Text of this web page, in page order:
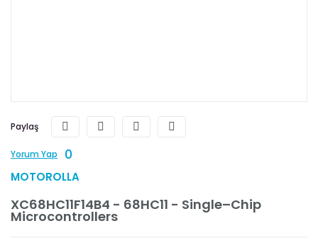
Paylaş
Yorum Yap 0
MOTOROLLA
XC68HC11F14B4 - 68HC11 - Single–Chip
Microcontrollers